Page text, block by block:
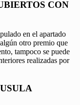
CON
en el apartado
otro premio que
tampoco se puede
realizadas por